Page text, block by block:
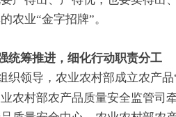
农业“金字招牌”。
统筹推进，细化行动职责分工
织领导，农业农村部成立农产
农村部农产品质量安全监管司